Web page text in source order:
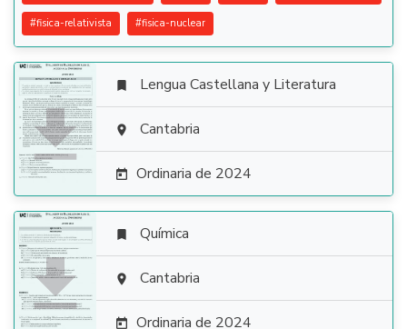
#fisica-relativista #fisica-nuclear

 Lengua Castellana y Literatura
 Cantabria
 Ordinaria de 2024

 Química
 Cantabria
 Ordinaria de 2024